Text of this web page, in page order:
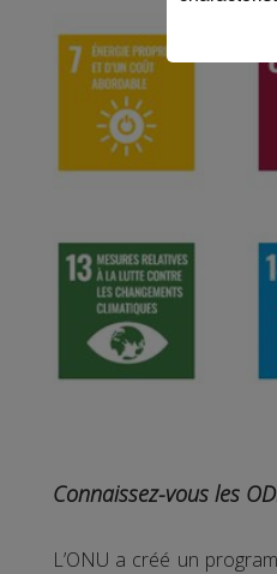
Connaissez-vous les
L’ONU a créé un